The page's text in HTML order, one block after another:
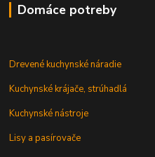
Domáce potreby
Drevené kuchynské náradie
Kuchynské krájače, strúhadlá
Kuchynské nástroje
Lisy a pasírovače